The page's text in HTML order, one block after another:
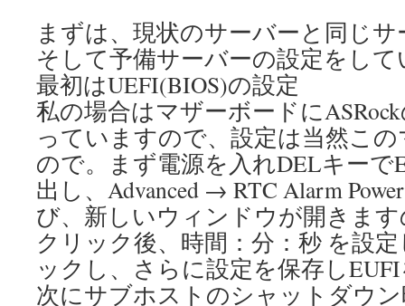
まずは、現状のサーバーと同じ
そして予備サーバーの設定をし
最初はUEFI(BIOS)の設定
私の場合はマザーボードに
っていますので、設定は当然こ
ので。まず電源を入れDELキーで
出し、Advanced → RTC Alarm
び、新しいウィンドウが開きます
クリック後、時間：分：秒 を設
ックし、さらに設定を保存し
次にサブホストのシャットダウ